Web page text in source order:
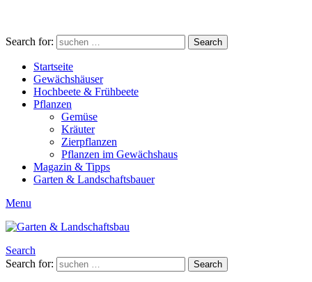
Search for: Search
Startseite
Gewächshäuser
Hochbeete & Frühbeete
Pflanzen
Gemüse
Kräuter
Zierpflanzen
Pflanzen im Gewächshaus
Magazin & Tipps
Garten & Landschaftsbauer
Menu
Search
Search for:
Search